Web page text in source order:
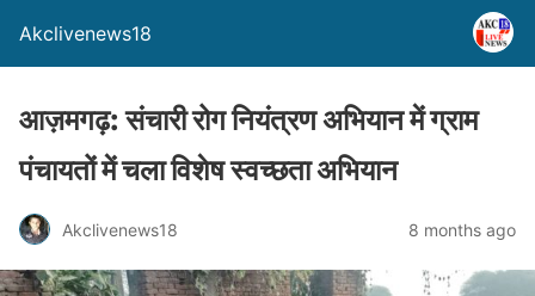
Akclivenews18
आज़मगढ़: संचारी रोग नियंत्रण अभियान में ग्राम
पंचायतों में चला विशेष स्वच्छता अभियान
Akclivenews18 8 months ago